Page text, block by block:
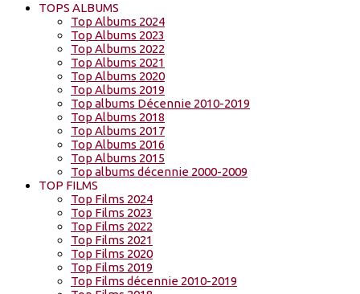
TOPS ALBUMS
Top Albums 2024
Top Albums 2023
Top Albums 2022
Top Albums 2021
Top Albums 2020
Top Albums 2019
Top albums Décennie 2010-2019
Top Albums 2018
Top Albums 2017
Top Albums 2016
Top Albums 2015
Top albums décennie 2000-2009
TOP FILMS
Top Films 2024
Top Films 2023
Top Films 2022
Top Films 2021
Top Films 2020
Top Films 2019
Top Films décennie 2010-2019